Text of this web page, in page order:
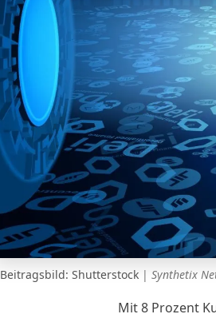
Beitragsbild: Shutterstock | Synthetix
Mit 8 Prozent